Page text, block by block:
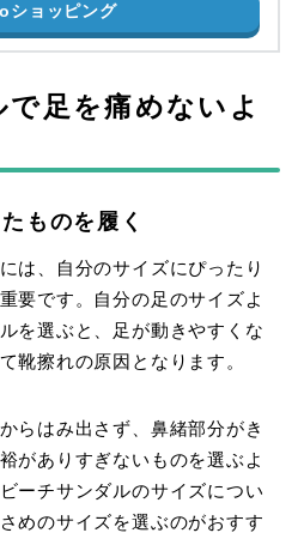
ショッピング
足を痛めないよ
ものを履く
は、自分のサイズにぴったり
要です。自分の足のサイズよ
を選ぶと、足が動きやすくな
靴擦れの原因となります。
らはみ出さず、鼻緒部分がき
がありすぎないものを選ぶよ
ーチサンダルのサイズについ
めのサイズを選ぶのがおすす